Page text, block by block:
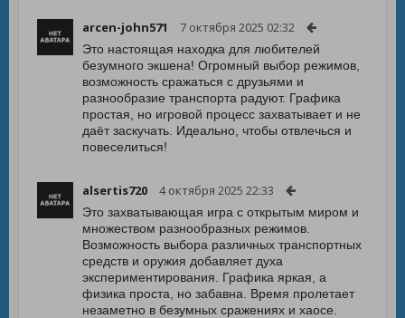
arcen-john571 7 октября 2025 02:32
Это настоящая находка для любителей
безумного экшена! Огромный выбор режимов,
возможность сражаться с друзьями и
разнообразие транспорта радуют. Графика
простая, но игровой процесс захватывает и не
даёт заскучать. Идеально, чтобы отвлечься и
повеселиться!
alsertis720 4 октября 2025 22:33
Это захватывающая игра с открытым миром и
множеством разнообразных режимов.
Возможность выбора различных транспортных
средств и оружия добавляет духа
экспериментирования. Графика яркая, а
физика проста, но забавна. Время пролетает
незаметно в безумных сражениях и хаосе.